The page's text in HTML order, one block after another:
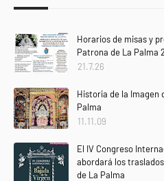
Horarios de misas y
Patrona de La Palma
21.7.26
Historia de la Imagen
Palma
11.11.09
El IV Congreso
abordará los
de La Palma